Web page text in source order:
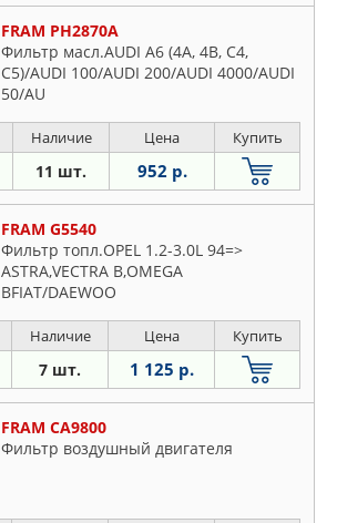
FRAM PH2870A
Фильтр масл.AUDI A6 (4A, 4B, C4,
C5)/AUDI 100/AUDI 200/AUDI 4000/AUDI
50/AU
Наличие Цена Купить
11 шт. 952 р.
FRAM G5540
Фильтр топл.OPEL 1.2-3.0L 94=>
ASTRA,VECTRA B,OMEGA
BFIAT/DAEWOO
Наличие Цена Купить
7 шт. 1 125 р.
FRAM CA9800
Фильтр воздушный двигателя